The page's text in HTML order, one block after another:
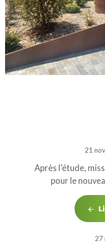
21
Après l’étude,
pour le
27